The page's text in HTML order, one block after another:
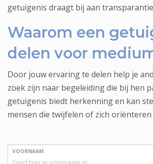
getuigenis draagt bij aan
Waarom een
delen voor
Door jouw ervaring te delen help je
zoek zijn naar begeleiding die bij hen
getuigenis biedt herkenning en kan
mensen die twijfelen of zich
VOORNAAM